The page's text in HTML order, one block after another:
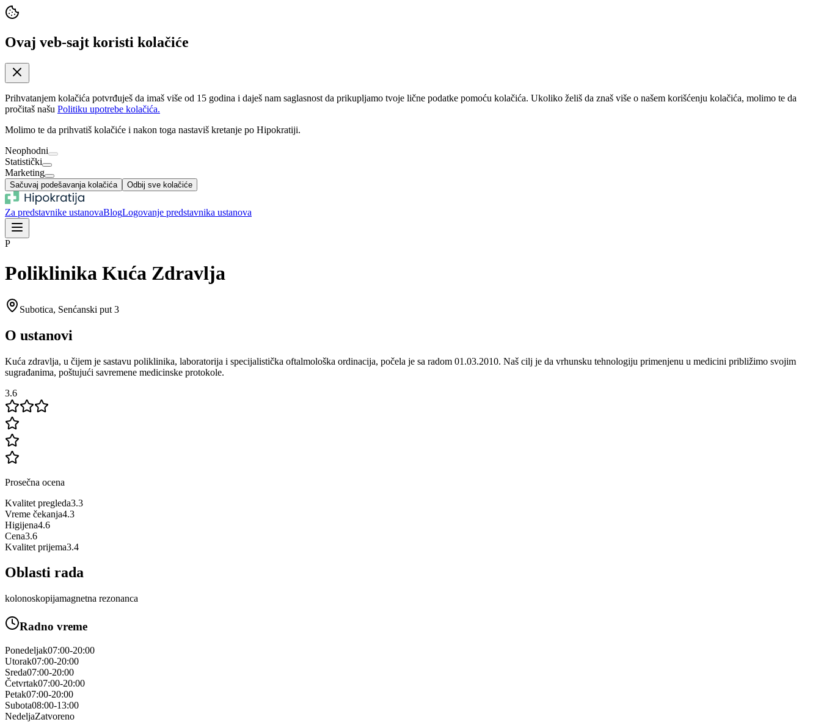
Ovaj veb-sajt koristi kolačiće
Prihvatanjem kolačića potvrđuješ da imaš više od 15 godina i daješ nam saglasnost da prikupljamo tvoje lične podatke pomoću kolačića. Ukoliko želiš da znaš više o našem korišćenju kolačića, molimo te da
pročitaš našu Politiku upotrebe kolačića.
Molimo te da prihvatiš kolačiće i nakon toga nastaviš kretanje po Hipokratiji.
Neophodni
Statistički
Marketing
Sačuvaj podešavanja kolačića Odbij sve kolačiće
Za predstavnike ustanovaBlogLogovanje predstavnika ustanova
P
Poliklinika Kuća Zdravlja
Subotica, Senćanski put 3
O ustanovi
Kuća zdravlja, u čijem je sastavu poliklinika, laboratorija i specijalistička oftalmološka ordinacija, počela je sa radom 01.03.2010. Naš cilj je da vrhunsku tehnologiju primenjenu u medicini približimo svojim
sugrađanima, poštujući savremene medicinske protokole.
3.6
Prosečna ocena
Kvalitet pregleda3.3
Vreme čekanja4.3
Higijena4.6
Cena3.6
Kvalitet prijema3.4
Oblasti rada
kolonoskopijamagnetna rezonanca
Radno vreme
Ponedeljak07:00-20:00
Utorak07:00-20:00
Sreda07:00-20:00
Četvrtak07:00-20:00
Petak07:00-20:00
Subota08:00-13:00
NedeljaZatvoreno